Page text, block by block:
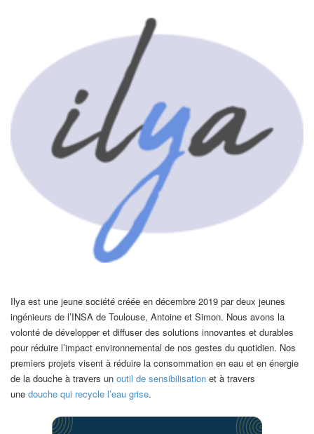
Ilya est une jeune société créée en décembre 2019 par deux jeunes
ingénieurs de l’INSA de Toulouse, Antoine et Simon. Nous avons la
volonté de développer et diffuser des solutions innovantes et durables
pour réduire l’impact environnemental de nos gestes du quotidien. Nos
premiers projets visent à réduire la consommation en eau et en énergie
de la douche à travers un outil de sensibilisation et à travers
une douche qui recycle l’eau grise.